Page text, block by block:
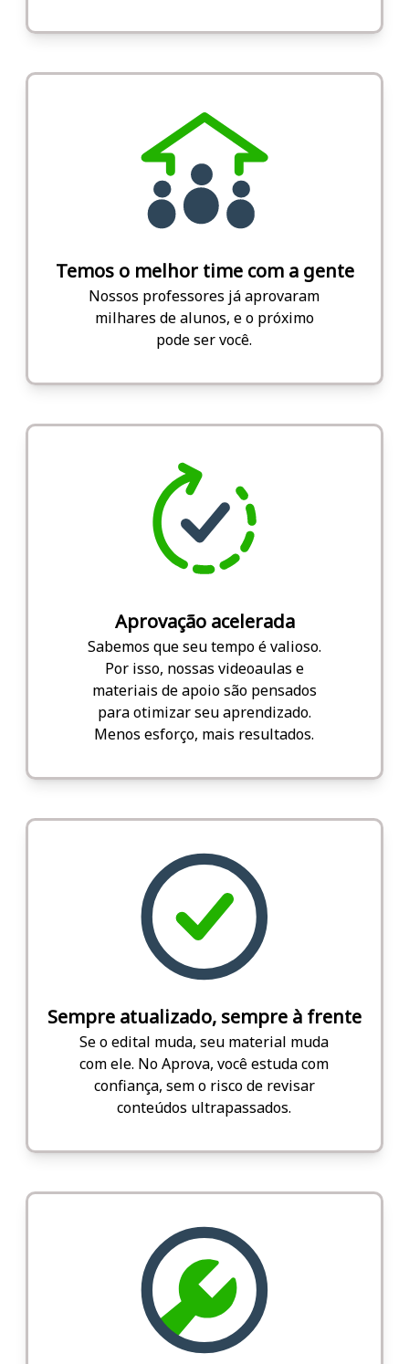
Temos o melhor time com a gente
Nossos professores já aprovaram
milhares de alunos, e o próximo
pode ser você.
Aprovação acelerada
Sabemos que seu tempo é valioso.
Por isso, nossas videoaulas e
materiais de apoio são pensados
para otimizar seu aprendizado.
Menos esforço, mais resultados.
Sempre atualizado, sempre à frente
Se o edital muda, seu material muda
com ele. No Aprova, você estuda com
confiança, sem o risco de revisar
conteúdos ultrapassados.